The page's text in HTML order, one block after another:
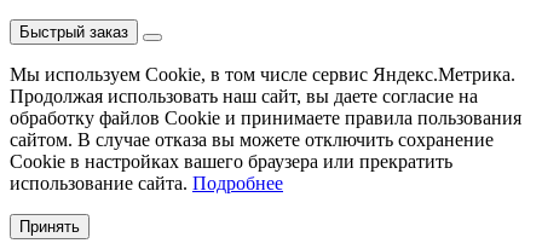
Быстрый заказ
Мы используем Cookie, в том числе сервис Яндекс.Метрика.
Продолжая использовать наш сайт, вы даете согласие на
обработку файлов Cookie и принимаете правила пользования
сайтом. В случае отказа вы можете отключить сохранение
Cookie в настройках вашего браузера или прекратить
использование сайта. Подробнее
Принять